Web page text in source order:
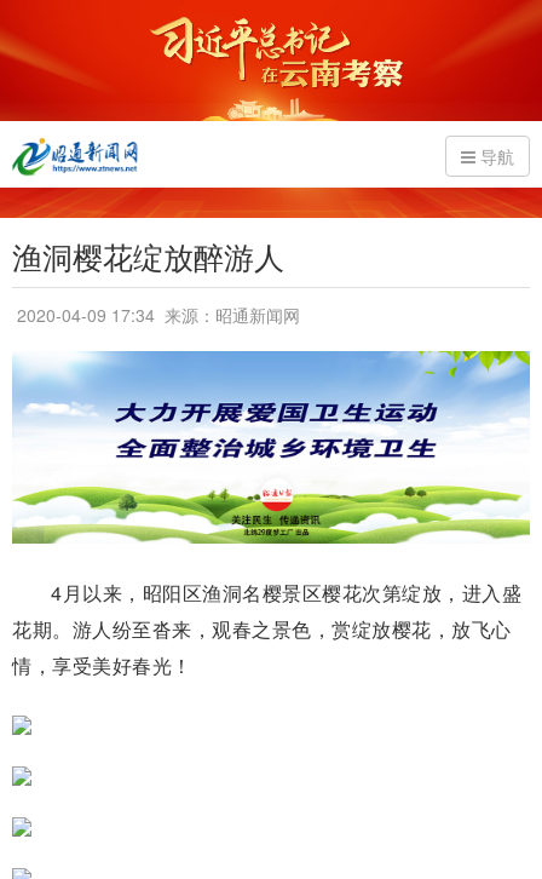
导航
渔洞樱花绽放醉游人
2020-04-09 17:34 来源：昭通新闻网
4月以来，昭阳区渔洞名樱景区樱花次第绽放，进入盛
花期。 游人纷至沓来，观春之景色，赏绽放樱花，放飞心
情，享受美好春光！